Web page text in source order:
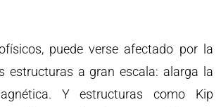
puede verse afectado por la
estructuras a gran escala: alarga la
Y estructuras como Kip